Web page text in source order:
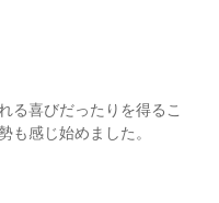
る喜びだったりを得るこ
も感じ始めました。